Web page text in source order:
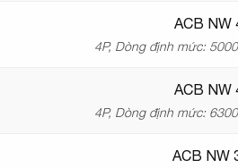
ACB NW
4P, Dòng định mức:
ACB NW
4P, Dòng định mức:
ACB NW